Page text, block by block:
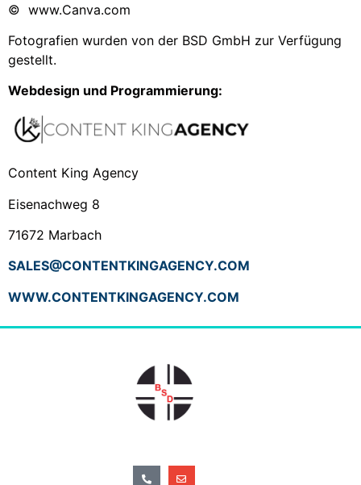
© www.Canva.com
Fotografien wurden von der BSD GmbH zur Verfügung
gestellt.
Webdesign und Programmierung:
Content King Agency
Eisenachweg 8
71672 Marbach
SALES@CONTENTKINGAGENCY.COM
WWW.CONTENTKINGAGENCY.COM